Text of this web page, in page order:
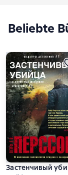
Beliebte
Застенчивый